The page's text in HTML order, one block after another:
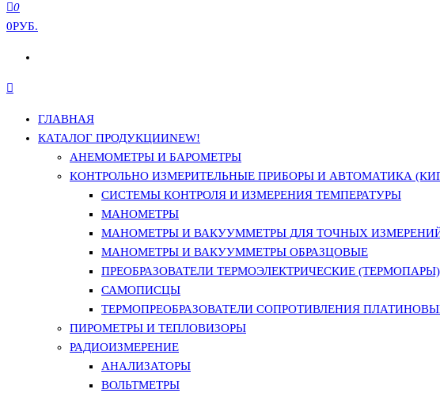
0
0РУБ.
ГЛАВНАЯ
КАТАЛОГ ПРОДУКЦИИNEW!
АНЕМОМЕТРЫ И БАРОМЕТРЫ
КОНТРОЛЬНО ИЗМЕРИТЕЛЬНЫЕ ПРИБОРЫ И АВТОМАТИКА
СИСТЕМЫ КОНТРОЛЯ И ИЗМЕРЕНИЯ ТЕМПЕРАТУРЫ
МАНОМЕТРЫ
МАНОМЕТРЫ И ВАКУУММЕТРЫ ДЛЯ ТОЧНЫХ
МАНОМЕТРЫ И ВАКУУММЕТРЫ ОБРАЗЦОВЫЕ
ПРЕОБРАЗОВАТЕЛИ ТЕРМОЭЛЕКТРИЧЕСКИЕ
САМОПИСЦЫ
ТЕРМОПРЕОБРАЗОВАТЕЛИ СОПРОТИВЛЕНИЯ
ПИРОМЕТРЫ И ТЕПЛОВИЗОРЫ
РАДИОИЗМЕРЕНИЕ
АНАЛИЗАТОРЫ
ВОЛЬТМЕТРЫ